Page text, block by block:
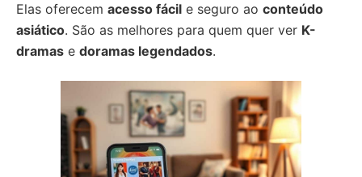
Elas oferecem acesso fácil e seguro ao conteúdo
asiático. São as melhores para quem quer ver K-
dramas e doramas legendados.